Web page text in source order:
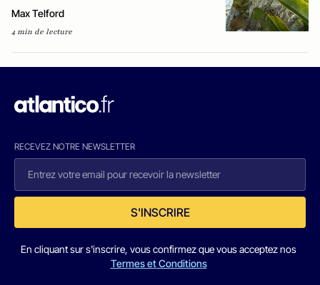
Max Telford
4 min de lecture
RECEVEZ NOTRE NEWSLETTER
S'INSCRIRE
En cliquant sur s'inscrire, vous confirmez que vous acceptez nos
Termes et Conditions